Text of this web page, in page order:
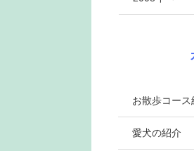
お散歩コース
愛犬の紹介